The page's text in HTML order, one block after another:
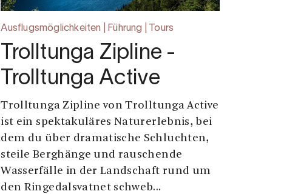
Ausflugsmöglichkeiten | Führung | Tours
Trolltunga Zipline -
Trolltunga Active
Trolltunga Zipline von Trolltunga Active
ist ein spektakuläres Naturerlebnis, bei
dem du über dramatische Schluchten,
steile Berghänge und rauschende
Wasserfälle in der Landschaft rund um
den Ringedalsvatnet schweb...